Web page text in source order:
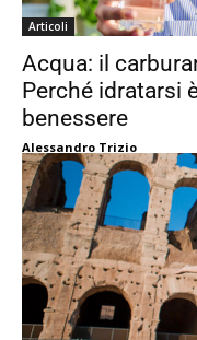
Articoli
Acqua: il
Perché idratarsi
benessere
Alessandro Trizio